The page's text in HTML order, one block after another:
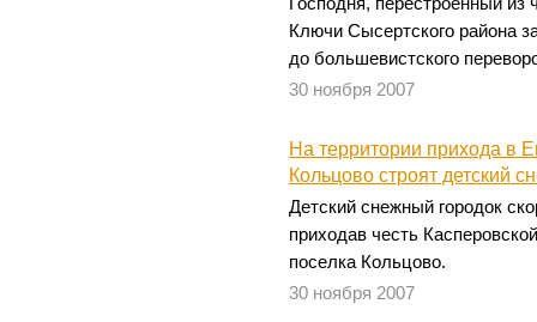
Ключи Сысертского района
до большевистского
30 ноября 2007
На территории прихода в
Кольцово строят детский
Детский снежный городок
приходав честь
поселка Кольцово.
30 ноября 2007